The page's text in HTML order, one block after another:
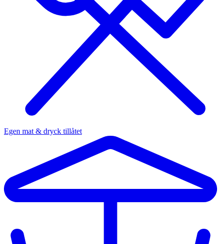
Egen mat & dryck tillåtet